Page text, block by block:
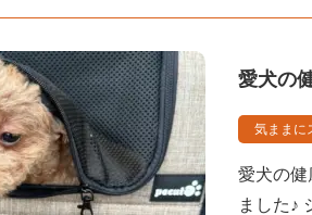
愛犬の
気ままに
愛犬の健
ました♪